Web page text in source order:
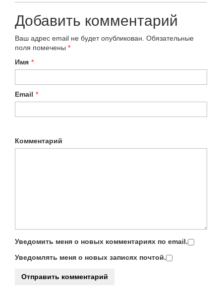
Добавить комментарий
Ваш адрес email не будет опубликован. Обязательные
поля помечены *
Имя *
Email *
Комментарий
Уведомить меня о новых комментариях по email.
Уведомлять меня о новых записях почтой.